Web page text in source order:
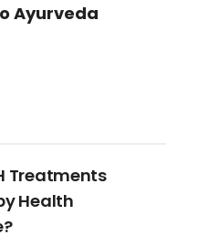
Ayurveda
Treatments
Health